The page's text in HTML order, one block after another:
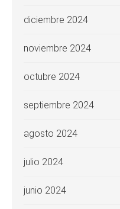
diciembre 2024
noviembre 2024
octubre 2024
septiembre 2024
agosto 2024
julio 2024
junio 2024